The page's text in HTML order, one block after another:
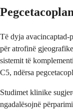
Të dyja avacincaptad-
për atrofinë
sistemit të
C5, ndërsa
Studimet klinike
ngadalësojnë